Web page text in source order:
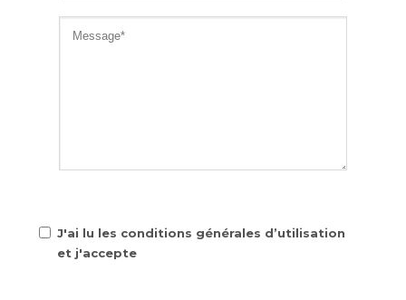
J'ai lu les conditions générales d’utilisation
et j'accepte